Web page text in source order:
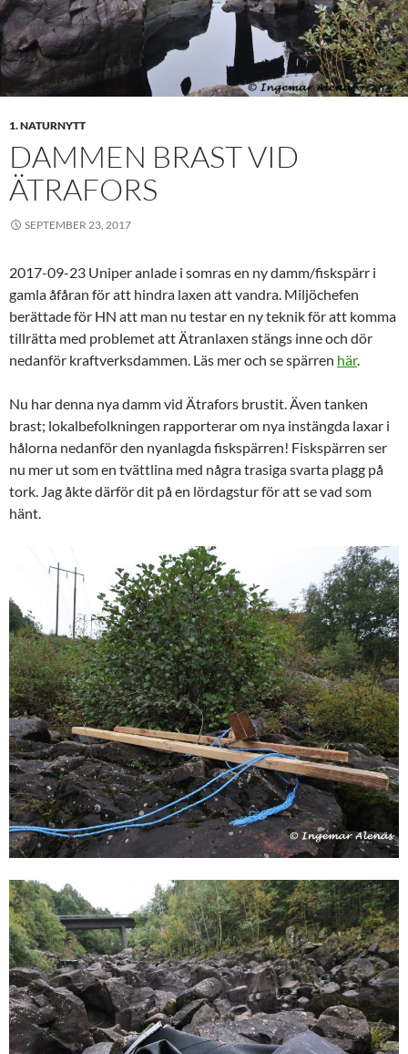
1. NATURNYTT
DAMMEN BRAST VID
ÄTRAFORS
SEPTEMBER 23, 2017
2017-09-23 Uniper anlade i somras en ny damm/fiskspärr i
gamla åfåran för att hindra laxen att vandra. Miljöchefen
berättade för HN att man nu testar en ny teknik för att komma
tillrätta med problemet att Ätranlaxen stängs inne och dör
nedanför kraftverksdammen. Läs mer och se spärren här.
Nu har denna nya damm vid Ätrafors brustit. Även tanken
brast; lokalbefolkningen rapporterar om nya instängda laxar i
hålorna nedanför den nyanlagda fiskspärren! Fiskspärren ser
nu mer ut som en tvättlina med några trasiga svarta plagg på
tork. Jag åkte därför dit på en lördagstur för att se vad som
hänt.